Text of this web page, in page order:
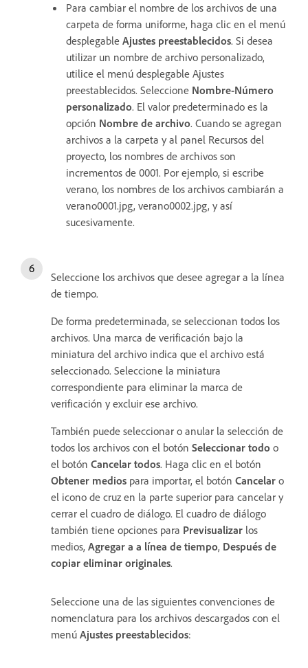
Para cambiar el nombre de los archivos de una
carpeta de forma uniforme, haga clic en el menú
desplegable Ajustes preestablecidos. Si desea
utilizar un nombre de archivo personalizado,
utilice el menú desplegable Ajustes
preestablecidos. Seleccione Nombre-Número
personalizado. El valor predeterminado es la
opción Nombre de archivo. Cuando se agregan
archivos a la carpeta y al panel Recursos del
proyecto, los nombres de archivos son
incrementos de 0001. Por ejemplo, si escribe
verano, los nombres de los archivos cambiarán a
verano0001.jpg, verano0002.jpg, y así
sucesivamente.
Seleccione los archivos que desee agregar a la línea
de tiempo.
De forma predeterminada, se seleccionan todos los
archivos. Una marca de verificación bajo la
miniatura del archivo indica que el archivo está
seleccionado. Seleccione la miniatura
correspondiente para eliminar la marca de
verificación y excluir ese archivo.
También puede seleccionar o anular la selección de
todos los archivos con el botón Seleccionar todo o
el botón Cancelar todos. Haga clic en el botón
Obtener medios para importar, el botón Cancelar o
el icono de cruz en la parte superior para cancelar y
cerrar el cuadro de diálogo. El cuadro de diálogo
también tiene opciones para Previsualizar los
medios, Agregar a a línea de tiempo, Después de
copiar eliminar originales.
Seleccione una de las siguientes convenciones de
nomenclatura para los archivos descargados con el
menú Ajustes preestablecidos: